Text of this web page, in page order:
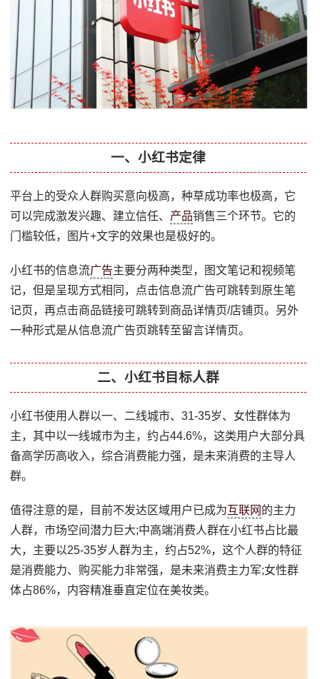
一、小红书定律
平台上的受众人群购买意向极高，种草成功率也极高，它
可以完成激发兴趣、建立信任、 产品销售三个环节。它的
门槛较低，图片+文字的效果也是极好的。
小红书的信息流广告主要分两种类型，图文笔记和视频笔
记，但是呈现方式相同，点击信息流广告可跳转到原生笔
记页，再点击商品链接可跳转到商品详情页/店铺页。另外
一种形式是从信息流广告页跳转至留言详情页。
二、小红书目标人群
小红书使用人群以一、二线城市、31-35岁、女性群体为
主，其中以一线城市为主，约占44.6%，这类用户大部分具
备高学历高收入，综合消费能力强，是未来消费的主导人
群。
值得注意的是，目前不发达区域用户已成为互联网 的主力
人群，市场空间潜力巨大;中高端消费人群在小红书占比最
大，主要以25-35岁人群为主，约占52%，这个人群的特征
是消费能力、购买能力非常强，是未来消费主力军;女性群
体占86%，内容精准垂直定位在美妆类。